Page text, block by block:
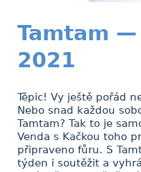
Tamtam
2021
Těpic! Vy ještě pořád
Nebo snad každou
Tamtam? Tak to je
Venda s Kačkou toho
připraveno fůru. S
týden i soutěžit a